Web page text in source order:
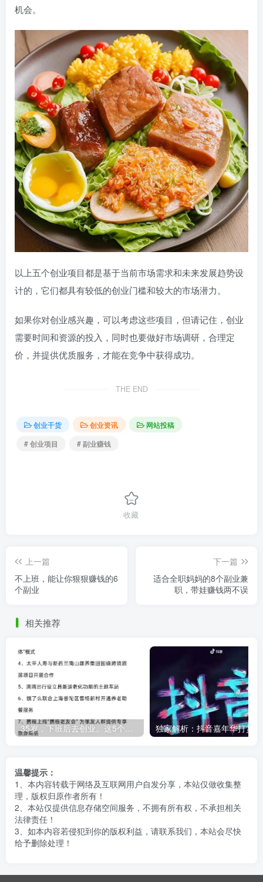
机会。
以上五个创业项目都是基于当前市场需求和未来发展趋势设
计的，它们都具有较低的创业门槛和较大的市场潜力。
如果你对创业感兴趣，可以考虑这些项目，但请记住，创业
需要时间和资源的投入，同时也要做好市场调研，合理定
价，并提供优质服务，才能在竞争中获得成功。
THE END
创业干货 创业资讯
网站投稿
# 创业项目
# 副业赚钱
收藏
上一篇
不上班，能让你狠狠赚钱的6
个副业
下一篇
适合全职妈妈的8个副业兼
职，带娃赚钱两不误
相关推荐
35岁，下班后去创业。这5个银发经济的小赛道，真的很适合普通人。
温馨提示：
1、本内容转载于网络及互联网用户自发分享，本站仅做收集整
理，版权归原作者所有！
2、本站仅提供信息存储空间服务，不拥有所有权，不承担相关
法律责任！
3、如本内容若侵犯到你的版权利益，请联系我们，本站会尽快
给予删除处理！